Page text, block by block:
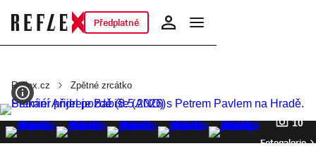
Předplatné
Reflex.cz Zpětné zrcátko
10
Fotogalerie